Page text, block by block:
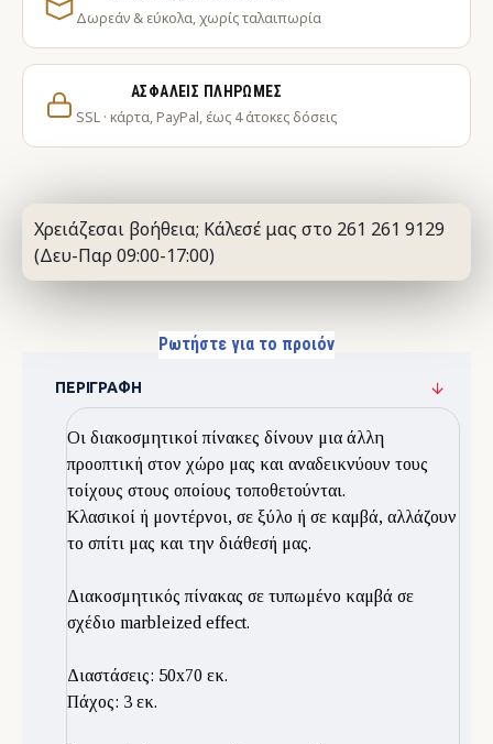
Δωρεάν & εύκολα, χωρίς ταλαιπωρία
ΑΣΦΑΛΕΊΣ ΠΛΗΡΩΜΈΣ
SSL · κάρτα, PayPal, έως 4 άτοκες δόσεις
Χρειάζεσαι βοήθεια; Κάλεσέ μας στο 261 261 9129
(Δευ-Παρ 09:00-17:00)
Ρωτήστε για το προιόν
ΠΕΡΙΓΡΑΦΉ
Οι διακοσμητικοί πίνακες δίνουν μια άλλη
προοπτική στον χώρο μας και αναδεικνύουν τους
τοίχους στους οποίους τοποθετούνται.
Κλασικοί ή μοντέρνοι, σε ξύλο ή σε καμβά, αλλάζουν
το σπίτι μας και την διάθεσή μας.
Διακοσμητικός πίνακας σε τυπωμένο καμβά σε
σχέδιο marbleized effect.
Διαστάσεις: 50x70 εκ.
Πάχος: 3 εκ.